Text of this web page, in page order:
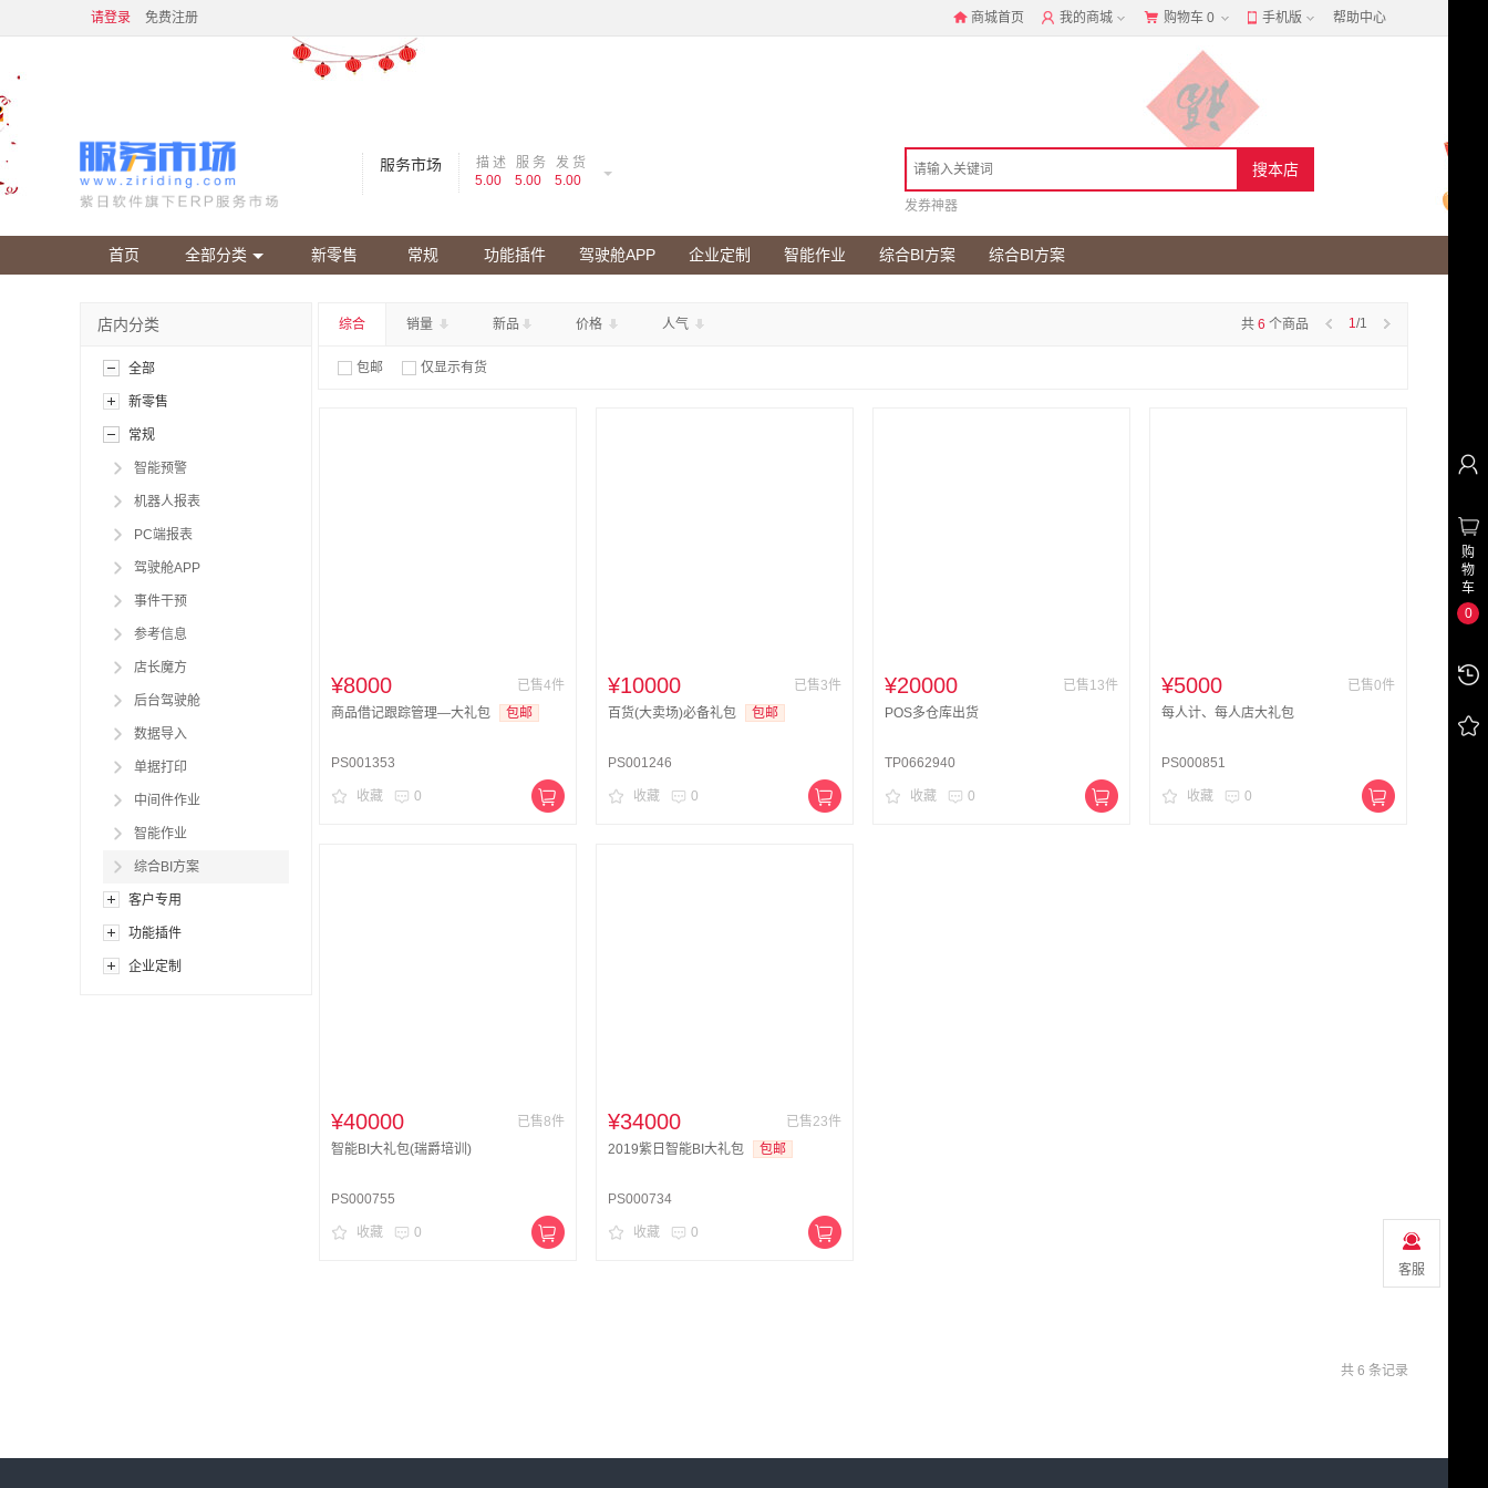
请登录 免费注册 商城首页 我的商城 购物车 0 手机版 帮助中心
服务市场
描 述
5.00
服 务
5.00
发 货
5.00
发券神器
首页 全部分类 新零售 常规 功能插件 驾驶舱APP 企业定制 智能作业 综合BI方案 综合BI方案
客服
店内分类
全部
新零售
常规
智能预警
机器人报表
PC端报表
驾驶舱APP
事件干预
参考信息
店长魔方
后台驾驶舱
数据导入
单据打印
中间件作业
智能作业
综合BI方案
客户专用
功能插件
企业定制
综合 销量 新品 价格 人气 1/1
共 6 个商品
包邮 仅显示有货
¥8000
已售4件
商品借记跟踪管理—大礼包
包邮
PS001353
收藏 0
¥10000
已售3件
百货(大卖场)必备礼包
包邮
PS001246
收藏 0
¥20000
已售13件
POS多仓库出货
TP0662940
收藏 0
¥5000
已售0件
每人计、每人店大礼包
PS000851
收藏 0
¥40000
已售8件
智能BI大礼包(瑞爵培训)
PS000755
收藏 0
¥34000
已售23件
2019紫日智能BI大礼包
包邮
PS000734
收藏 0
共 6 条记录
购
物
车
0